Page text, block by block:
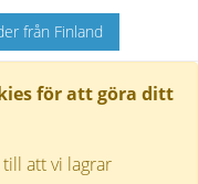
för att göra ditt
att vi lagrar
från Finland